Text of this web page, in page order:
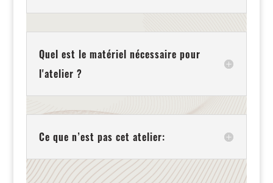
Quel est le matériel nécessaire pour
l'atelier ?
Ce que n’est pas cet atelier: